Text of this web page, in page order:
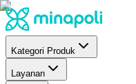
Kategori Produk
Layanan